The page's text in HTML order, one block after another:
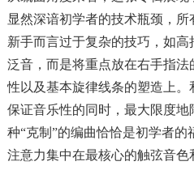
显然深谙初学者的技术瓶颈，
新手而言过于复杂的技巧，如
泛音，而是将重点放在右手指
性以及基本旋律线条的塑造上
保证音乐性的同时，最大限度
种“克制”的编曲恰恰是初学者
注意力集中在最核心的触弦音